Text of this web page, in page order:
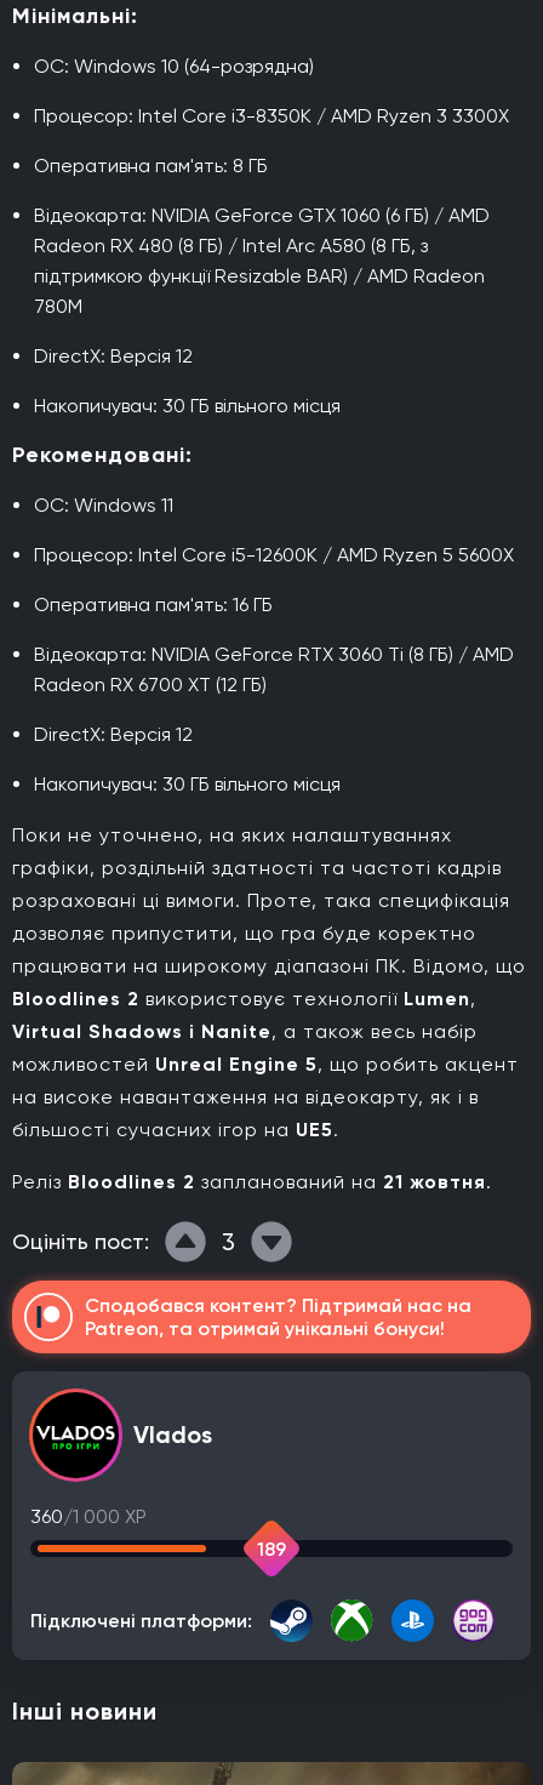
Мінімальні:
ОС: Windows 10 (64-розрядна)
Процесор: Intel Core i3-8350K / AMD Ryzen 3 3300X
Оперативна пам'ять: 8 ГБ
Відеокарта: NVIDIA GeForce GTX 1060 (6 ГБ) / AMD
Radeon RX 480 (8 ГБ) / Intel Arc A580 (8 ГБ, з
підтримкою функції Resizable BAR) / AMD Radeon
780M
DirectX: Версія 12
Накопичувач: 30 ГБ вільного місця
Рекомендовані:
ОС: Windows 11
Процесор: Intel Core i5-12600K / AMD Ryzen 5 5600X
Оперативна пам'ять: 16 ГБ
Відеокарта: NVIDIA GeForce RTX 3060 Ti (8 ГБ) / AMD
Radeon RX 6700 XT (12 ГБ)
DirectX: Версія 12
Накопичувач: 30 ГБ вільного місця
Поки не уточнено, на яких налаштуваннях
графіки, роздільній здатності та частоті кадрів
розраховані ці вимоги. Проте, така специфікація
дозволяє припустити, що гра буде коректно
працювати на широкому діапазоні ПК. Відомо, що
Bloodlines 2 використовує технології Lumen,
Virtual Shadows і Nanite, а також весь набір
можливостей Unreal Engine 5, що робить акцент
на високе навантаження на відеокарту, як і в
більшості сучасних ігор на UE5.
Реліз Bloodlines 2 запланований на 21 жовтня.
Оцініть пост: 3
Сподобався контент? Підтримай нас на
Patreon, та отримай унікальні бонуси!
Vlados
360/1 000 XP
189
Підключені платформи:
Інші новини